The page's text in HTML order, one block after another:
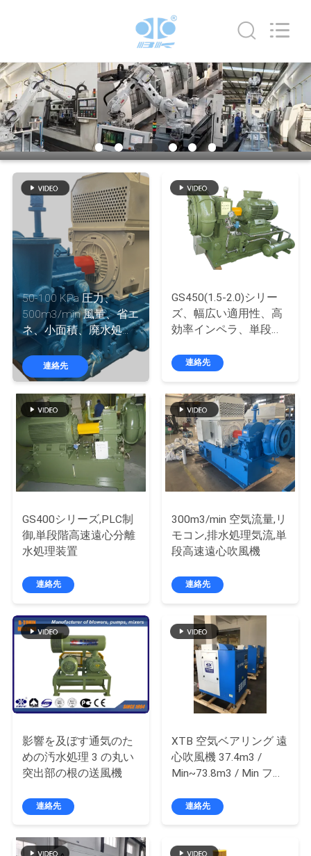
家
プ
ロ
ダ
ト
ビ
デ
オ
私
達
に
つ
い
旅
品
私
B-
Tohin
Machine
(Jiangsu)
Co.,
Ltd..
All
Rights
Reserved.
50-100 KPa 圧力、
500m3/min 風量、省エ
ネ、小面積、廃水処理
ばっ気遠心送風ファン
連絡先
GS450(1.5-2.0)シリー
ズ、幅広い適用性、高
効率インペラ、単段高
ブロワー
連絡先
GS400シリーズ,PLC制
御,単段階高速遠心分離
水処理装置
連絡先
300m3/min 空気流量,リ
モコン,排水処理気流,単
段高速遠心吹風機
連絡先
影響を及ぼす通気のた
めの汚水処理 3 の丸い
突出部の根の送風機
連絡先
XTB 空気ベアリング 遠
心吹風機 37.4m3 /
Min~73.8m3 / Min フロ
連絡先